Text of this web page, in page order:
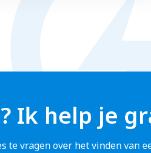
Ik help je
te vragen over het vinden van